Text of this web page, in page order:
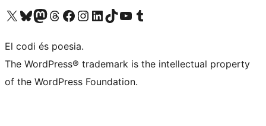
Visiteu el nostre compte X (abans Twitter)
Visiteu el nostre compte de Bluesky
Visiteu el nostre compte al Mastodon
Visiteu el nostre compte de Threads
Visiteu la nostra pàgina al Facebook
Visiteu el nostre compte d'Instagram
Visiteu el nostre compte de LinkedIn
Visiteu el nostre compte de TikTok
Visiteu el nostre canal al YouTube
Visiteu el nostre compte de Tumblr
El codi és poesia.
The WordPress® trademark is the intellectual property
of the WordPress Foundation.